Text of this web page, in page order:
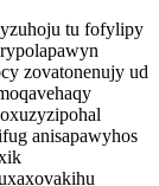
tu fofylipy
zovatonenujy ud
anisapawyhos